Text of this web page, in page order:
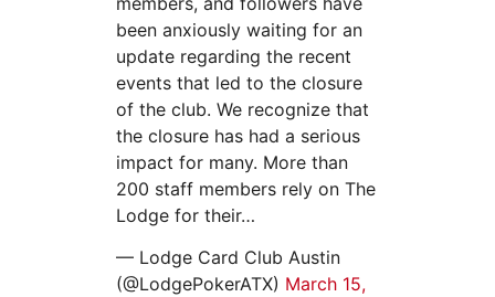
been anxiously waiting for an
update regarding the recent
events that led to the closure
of the club. We recognize that
the closure has had a serious
impact for many. More than
200 staff members rely on The
Lodge for their…
— Lodge Card Club Austin
(@LodgePokerATX) March 15,